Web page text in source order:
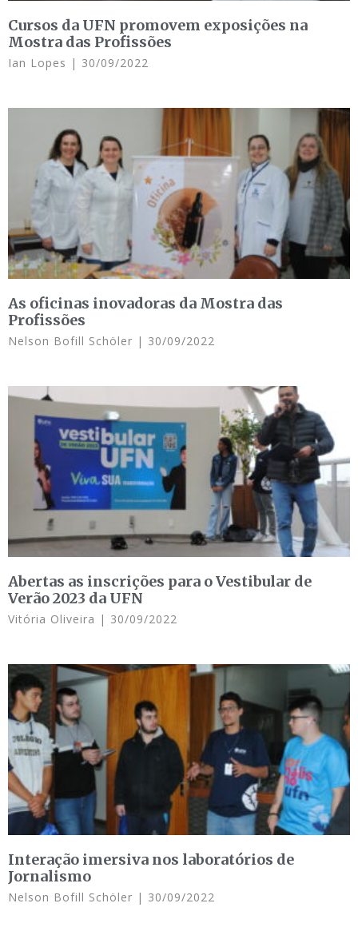
Cursos da UFN promovem exposições na
Mostra das Profissões
Ian Lopes 30/09/2022
As oficinas inovadoras da Mostra das
Profissões
Nelson Bofill Schöler 30/09/2022
Abertas as inscrições para o Vestibular de
Verão 2023 da UFN
Vitória Oliveira 30/09/2022
Interação imersiva nos laboratórios de
Jornalismo
Nelson Bofill Schöler 30/09/2022